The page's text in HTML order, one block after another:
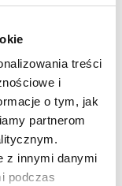
treści
i
o tym, jak
partnerom
z innymi danymi
podczas
aby analizować
działanie oraz